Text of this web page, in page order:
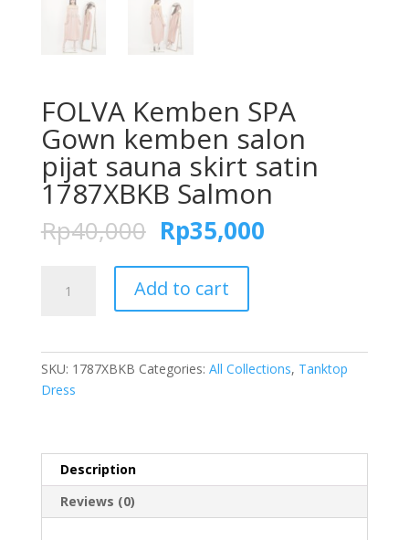
FOLVA Kemben SPA
Gown kemben salon
pijat sauna skirt satin
1787XBKB Salmon
Rp40,000 Rp35,000
Kemben
satin
1787XBKB
Salmon
Add to cart
SKU: 1787XBKB Categories: All Collections, Tanktop
Dress
Description
Reviews (0)